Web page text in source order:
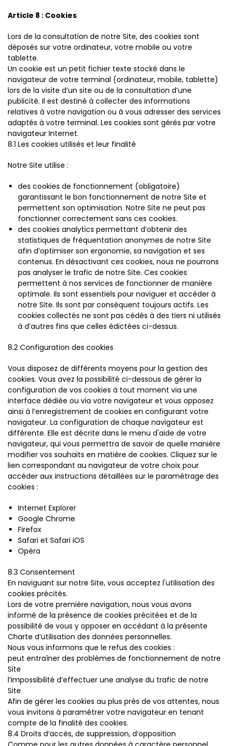
Article 8 : Cookies
Lors de la consultation de notre Site, des cookies sont
déposés sur votre ordinateur, votre mobile ou votre
tablette.
Un cookie est un petit fichier texte stocké dans le
navigateur de votre terminal (ordinateur, mobile, tablette)
lors de la visite d’un site ou de la consultation d’une
publicité. Il est destiné à collecter des informations
relatives à votre navigation ou à vous adresser des services
adaptés à votre terminal. Les cookies sont gérés par votre
navigateur Internet.
8.1 Les cookies utilisés et leur finalité
Notre Site utilise :
des cookies de fonctionnement (obligatoire)
garantissant le bon fonctionnement de notre Site et
permettent son optimisation. Notre Site ne peut pas
fonctionner correctement sans ces cookies.
des cookies analytics permettant d’obtenir des
statistiques de fréquentation anonymes de notre Site
afin d’optimiser son ergonomie, sa navigation et ses
contenus. En désactivant ces cookies, nous ne pourrons
pas analyser le trafic de notre Site. Ces cookies
permettent à nos services de fonctionner de manière
optimale. Ils sont essentiels pour naviguer et accéder à
notre Site. Ils sont par conséquent toujours actifs. Les
cookies collectés ne sont pas cédés à des tiers ni utilisés
à d’autres fins que celles édictées ci-dessus.
8.2 Configuration des cookies
Vous disposez de différents moyens pour la gestion des
cookies. Vous avez la possibilité ci-dessous de gérer la
configuration de vos cookies à tout moment via une
interface dédiée ou via votre navigateur et vous opposez
ainsi à l’enregistrement de cookies en configurant votre
navigateur. La configuration de chaque navigateur est
différente. Elle est décrite dans le menu d'aide de votre
navigateur, qui vous permettra de savoir de quelle manière
modifier vos souhaits en matière de cookies. Cliquez sur le
lien correspondant au navigateur de votre choix pour
accéder aux instructions détaillées sur le paramétrage des
cookies :
Internet Explorer
Google Chrome
Firefox
Safari et Safari iOS
Opéra
8.3 Consentement
En naviguant sur notre Site, vous acceptez l'utilisation des
cookies précités.
Lors de votre première navigation, nous vous avons
informé de la présence de cookies précitées et de la
possibilité de vous y opposer en accédant à la présente
Charte d’utilisation des données personnelles.
Nous vous informons que le refus des cookies :
peut entraîner des problèmes de fonctionnement de notre
Site
l’impossibilité d’effectuer une analyse du trafic de notre
Site
Afin de gérer les cookies au plus près de vos attentes, nous
vous invitons à paramétrer votre navigateur en tenant
compte de la finalité des cookies.
8.4 Droits d’accès, de suppression, d’opposition